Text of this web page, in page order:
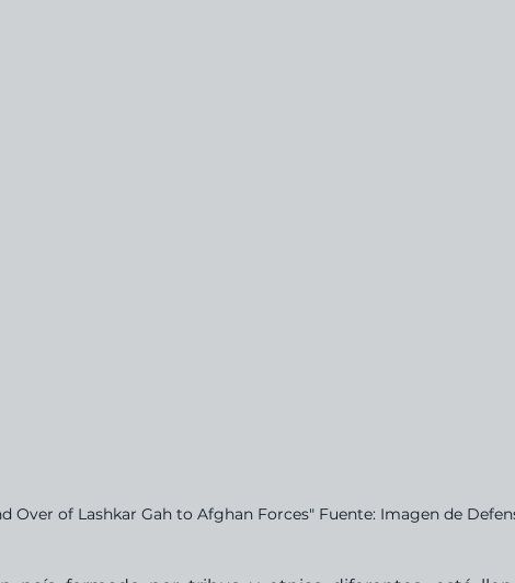
Over of Lashkar Gah to Afghan Forces" Fuente: Imagen de